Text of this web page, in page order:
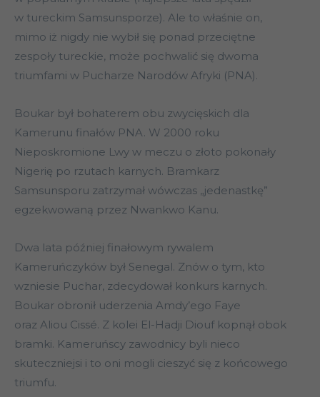
w tureckim Samsunsporze). Ale to właśnie on,
mimo iż nigdy nie wybił się ponad przeciętne
zespoły tureckie, może pochwalić się dwoma
triumfami w Pucharze Narodów Afryki (PNA).
Boukar był bohaterem obu zwycięskich dla
Kamerunu finałów PNA. W 2000 roku
Nieposkromione Lwy w meczu o złoto pokonały
Nigerię po rzutach karnych. Bramkarz
Samsunsporu zatrzymał wówczas „jedenastkę”
egzekwowaną przez Nwankwo Kanu.
Dwa lata później finałowym rywalem
Kameruńczyków był Senegal. Znów o tym, kto
wzniesie Puchar, zdecydował konkurs karnych.
Boukar obronił uderzenia Amdy’ego Faye
oraz Aliou Cissé. Z kolei El-Hadji Diouf kopnął obok
bramki. Kameruńscy zawodnicy byli nieco
skuteczniejsi i to oni mogli cieszyć się z końcowego
triumfu.